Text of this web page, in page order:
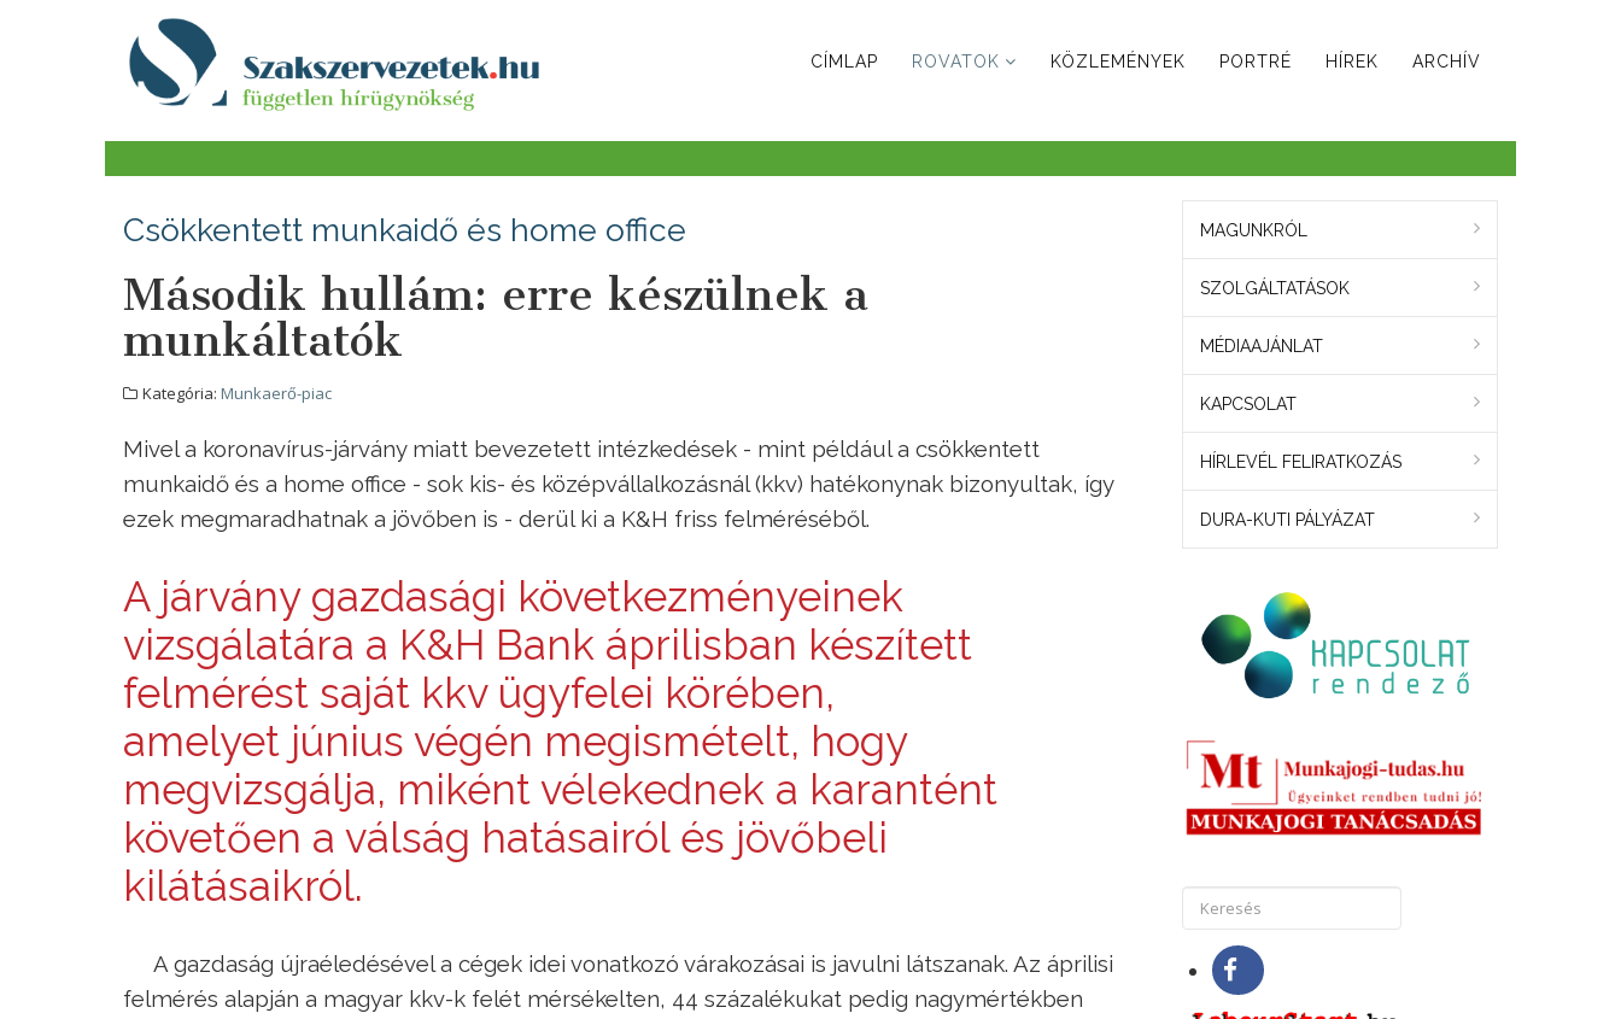
CÍMLAP ROVATOK KÖZLEMÉNYEK PORTRÉ HÍREK ARCHÍV
Csökkentett munkaidő és home office
Második hullám: erre készülnek a
munkáltatók
Kategória: Munkaerő-piac
Mivel a koronavírus-járvány miatt bevezetett intézkedések - mint például a csökkentett
munkaidő és a home office - sok kis- és középvállalkozásnál (kkv) hatékonynak bizonyultak, így
ezek megmaradhatnak a jövőben is - derül ki a K&H friss felméréséből.
A járvány gazdasági következményeinek
vizsgálatára a K&H Bank áprilisban készített
felmérést saját kkv ügyfelei körében,
amelyet június végén megismételt, hogy
megvizsgálja, miként vélekednek a karantént
követően a válság hatásairól és jövőbeli
kilátásaikról.
A gazdaság újraéledésével a cégek idei vonatkozó várakozásai is javulni látszanak. Az áprilisi
felmérés alapján a magyar kkv-k felét mérsékelten, 44 százalékukat pedig nagymértékben
MAGUNKRÓL
SZOLGÁLTATÁSOK
MÉDIAAJÁNLAT
KAPCSOLAT
HÍRLEVÉL FELIRATKOZÁS
DURA-KUTI PÁLYÁZAT